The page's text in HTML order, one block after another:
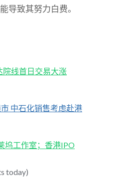
导致其努力白费。
院线首日交易大涨
中石化销售考虑赴港
坞工作室；香港IPO
today)